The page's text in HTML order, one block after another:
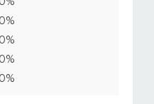
0%
0%
0%
0%